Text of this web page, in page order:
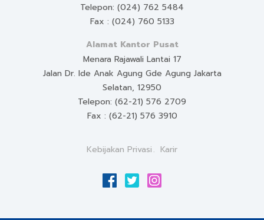
Telepon: (024) 762 5484
Fax : (024) 760 5133
Alamat Kantor Pusat
Menara Rajawali Lantai 17
Jalan Dr. Ide Anak Agung Gde Agung Jakarta
Selatan, 12950
Telepon: (62-21) 576 2709
Fax : (62-21) 576 3910
Kebijakan Privasi Karir